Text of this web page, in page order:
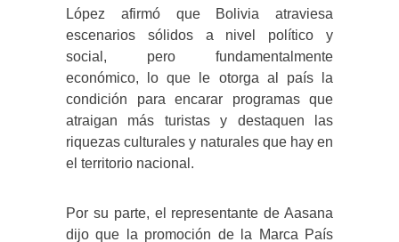
López afirmó que Bolivia atraviesa
escenarios sólidos a nivel político y
social, pero fundamentalmente
económico, lo que le otorga al país la
condición para encarar programas que
atraigan más turistas y destaquen las
riquezas culturales y naturales que hay en
el territorio nacional.
Por su parte, el representante de Aasana
dijo que la promoción de la Marca País